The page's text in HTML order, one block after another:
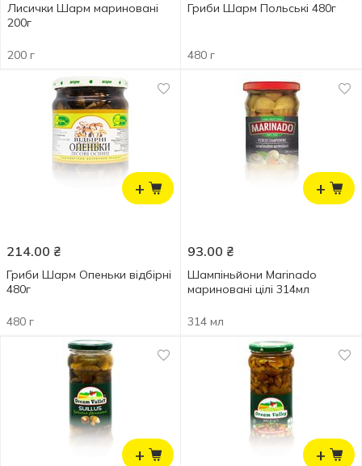
Лисички Шарм мариновані
200г
200 г
Гриби Шарм Польські 480г
480 г
+
214.00 ₴
Гриби Шарм Опеньки відбірні
480г
480 г
+
93.00 ₴
Шампіньйони Marinado
мариновані цілі 314мл
314 мл
+ +